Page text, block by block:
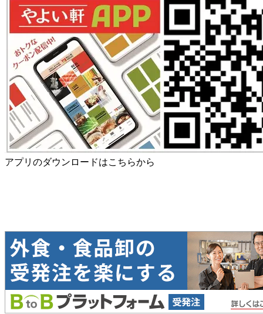
アプリのダウンロードはこちらから